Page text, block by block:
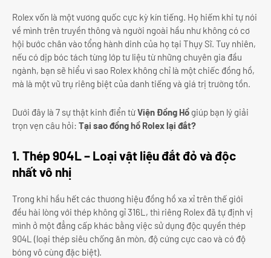
Rolex vốn là một vương quốc cực kỳ kín tiếng. Họ hiếm khi tự nói
về mình trên truyền thông và người ngoài hầu như không có cơ
hội bước chân vào tổng hành dinh của họ tại Thụy Sĩ. Tuy nhiên,
nếu có dịp bóc tách từng lớp tư liệu từ những chuyên gia đầu
ngành, bạn sẽ hiểu vì sao Rolex không chỉ là một chiếc đồng hồ,
mà là một vũ trụ riêng biệt của danh tiếng và giá trị trường tồn.
Dưới đây là 7 sự thật kinh điển từViện Đồng Hồ giúp bạn lý giải
trọn vẹn câu hỏi: Tại sao đồng hồ Rolex lại đắt?
1. Thép 904L – Loại vật liệu đắt đỏ và độc
nhất vô nhị
Trong khi hầu hết các thương hiệu đồng hồ xa xỉ trên thế giới
đều hài lòng với thép không gỉ 316L, thì riêng Rolex đã tự định vị
mình ở một đẳng cấp khác bằng việc sử dụng độc quyền thép
904L (loại thép siêu chống ăn mòn, độ cứng cực cao và có độ
bóng vô cùng đặc biệt).